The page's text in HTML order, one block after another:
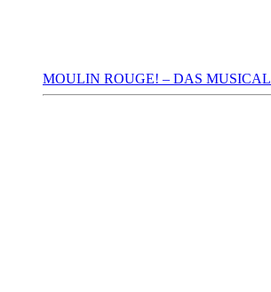
MOULIN ROUGE! – DAS MUSICAL